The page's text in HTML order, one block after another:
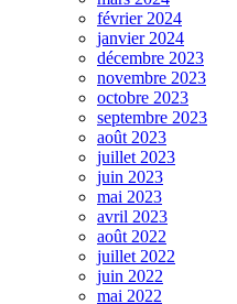
février 2024
janvier 2024
décembre 2023
novembre 2023
octobre 2023
septembre 2023
août 2023
juillet 2023
juin 2023
mai 2023
avril 2023
août 2022
juillet 2022
juin 2022
mai 2022